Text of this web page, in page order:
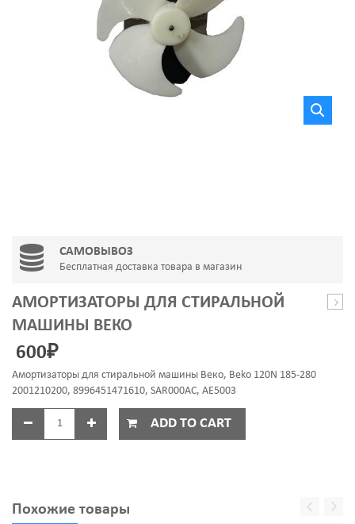
САМОВЫВОЗ
Бесплатная доставка товара в магазин
АМОРТИЗАТОРЫ ДЛЯ СТИРАЛЬНОЙ
МАШИНЫ ВЕКО
600₽
Амортизаторы для стиральной машины Веко, Beko 120N 185-280
2001210200, 8996451471610, SAR000AC, AE5003
ADD TO CART
Похожие товары